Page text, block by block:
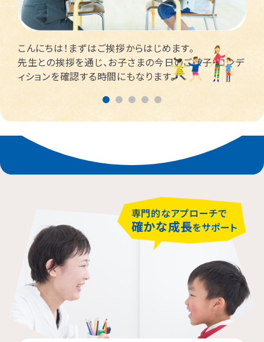
こんにちは！まずはご挨拶からはじめます。
先生との挨拶を通じ、お子さまの今日のご様子・コンデ
ィションを確認する時間にもなります。
専門的なアプローチで
確かな成長をサポート
さいたま市北区
所沢市
越谷市
八王子市
町田市
立川市
杉並区
板橋区
横浜市磯子区
川崎市多摩区
横浜市緑区
横浜市中区
横浜市都筑区
横浜市西区
海老名市
門真市向島町
大阪市東淀川区
枚方市
大阪市北区
大阪市都島区